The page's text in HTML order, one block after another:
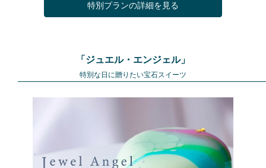
特別プランの詳細を見る
「ジュエル・エンジェル」
特別な日に贈りたい宝石スイーツ